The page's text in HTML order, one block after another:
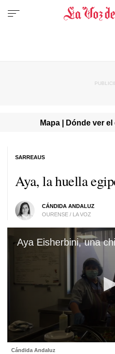
Mapa | Dónde ver
Aya, la huella
CÁNDIDA ANDALUZ
OURENSE / LA VOZ
SARREAUS
Cándida Andaluz